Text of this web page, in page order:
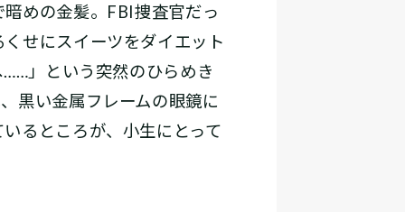
めの金髪。FBI捜査官だっ
せにスイーツをダイエット
」という突然のひらめき
黒い金属フレームの眼鏡に
るところが、小生にとって